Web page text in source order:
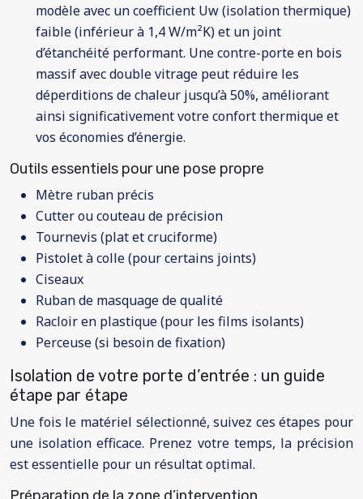
modèle avec un coefficient Uw (isolation thermique)
faible (inférieur à 1,4 W/m²K) et un joint
d’étanchéité performant. Une contre-porte en bois
massif avec double vitrage peut réduire les
déperditions de chaleur jusqu’à 50%, améliorant
ainsi significativement votre confort thermique et
vos économies d’énergie.
Outils essentiels pour une pose propre
Mètre ruban précis
Cutter ou couteau de précision
Tournevis (plat et cruciforme)
Pistolet à colle (pour certains joints)
Ciseaux
Ruban de masquage de qualité
Racloir en plastique (pour les films isolants)
Perceuse (si besoin de fixation)
Isolation de votre porte d’entrée : un guide
étape par étape
Une fois le matériel sélectionné, suivez ces étapes pour
une isolation efficace. Prenez votre temps, la précision
est essentielle pour un résultat optimal.